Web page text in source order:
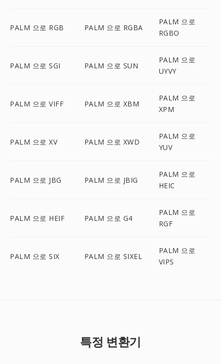
PALM 으로 RGB PALM 으로 RGBA
PALM 으로
RGBO
PALM 으로 SGI PALM 으로 SUN
PALM 으로
UYVY
PALM 으로 VIFF PALM 으로 XBM
PALM 으로
XPM
PALM 으로 XV PALM 으로 XWD
PALM 으로
YUV
PALM 으로 JBG PALM 으로 JBIG
PALM 으로
HEIC
PALM 으로 HEIF PALM 으로 G4
PALM 으로
RGF
PALM 으로 SIX PALM 으로 SIXEL
PALM 으로
VIPS
특정 변환기